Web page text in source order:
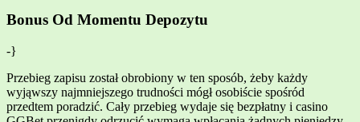
Bonus Od Momentu Depozytu
-}
Przebieg zapisu został obrobiony w ten sposób, żeby każdy
wyjąwszy najmniejszego trudności mógł osobiście spośród
przedtem poradzić. Cały przebieg wydaje się bezpłatny i casino